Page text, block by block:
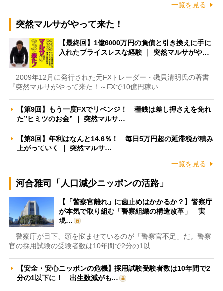
一覧を見る
突然マルサがやって来た！
【最終回】1億6000万円の負債と引き換えに手に
入れたプライスレスな経験 ｜ 突然マルサがや…
2009年12月に発行された元FXトレーダー・磯貝清明氏の著書
『突然マルサがやって来た！～FXで10億円稼い…
【第9回】もう一度FXでリベンジ！ 種銭は差し押さえを免れ
た”ヒミツのお金” ｜ 突然マルサ…
【第8回】年利はなんと14.6％！ 毎日5万円超の延滞税が積み
上がっていく ｜ 突然マルサ…
一覧を見る
河合雅司「人口減少ニッポンの活路」
【「警察官離れ」に歯止めはかかるか？】警察庁
が本気で取り組む「警察組織の構造改革」 実
現…
警察庁が目下、頭を悩ませているのが「警察官不足」だ。警察
官の採用試験の受験者数は10年間で2分の1以…
【安全・安心ニッポンの危機】採用試験受験者数は10年間で2
分の1以下に！ 出生数減がも…